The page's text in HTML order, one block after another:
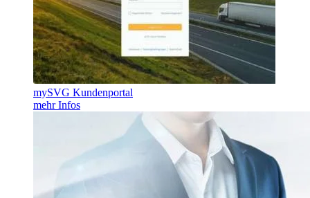
mySVG Kundenportal
mehr Infos